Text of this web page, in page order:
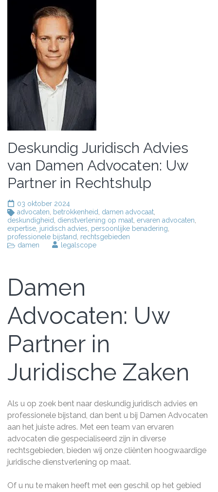
Deskundig Juridisch Advies
van Damen Advocaten: Uw
Partner in Rechtshulp
03 oktober 2024
advocaten
betrokkenheid damen advocaat
deskundigheid
dienstverlening op maat ervaren advocaten
expertise juridisch advies persoonlijke benadering
professionele bijstand
rechtsgebieden
damen
legalscope
Damen
Advocaten: Uw
Partner in
Juridische Zaken
Als u op zoek bent naar deskundig juridisch advies en
professionele bijstand, dan bent u bij Damen Advocaten
aan het juiste adres. Met een team van ervaren
advocaten die gespecialiseerd zijn in diverse
rechtsgebieden, bieden wij onze cliënten hoogwaardige
juridische dienstverlening op maat.
Of u nu te maken heeft met een geschil op het gebied